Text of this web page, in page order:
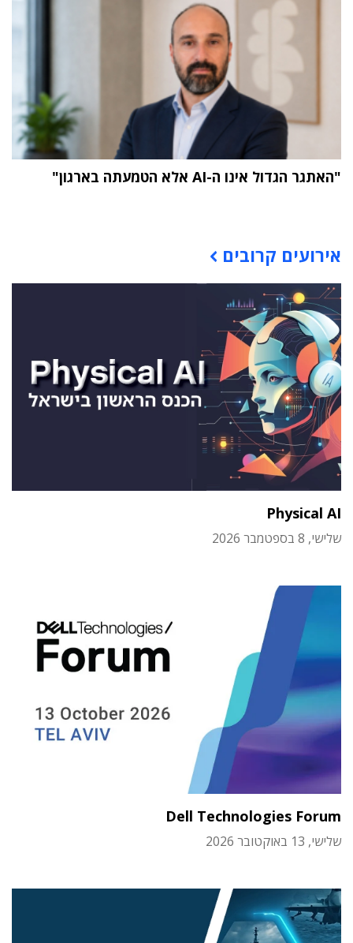
"האתגר הגדול אינו ה-AI אלא הטמעתה בארגון"
אירועים קרובים
Physical AI
שלישי, 8 בספטמבר 2026
Dell Technologies Forum
שלישי, 13 באוקטובר 2026